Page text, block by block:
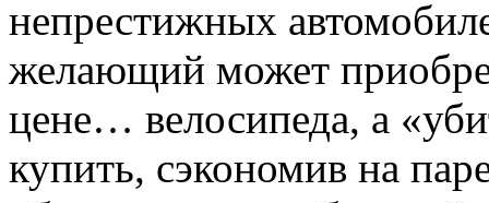
непрестижных
желающий может
цене… велосипеда, а
купить, сэкономив на